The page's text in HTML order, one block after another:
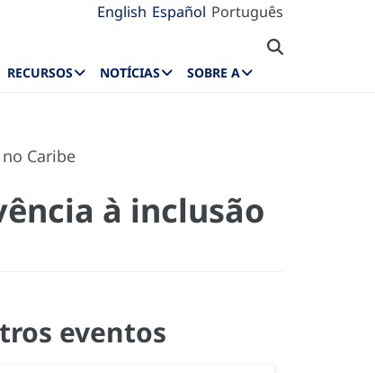
English Español Português
RECURSOS NOTÍCIAS SOBRE A
Caribe
à inclusão
eventos